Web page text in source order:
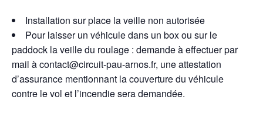
Installation sur place la veille non autorisée
Pour laisser un véhicule dans un box ou sur le
paddock la veille du roulage : demande à effectuer par
mail à contact@circuit-pau-arnos.fr, une attestation
d’assurance mentionnant la couverture du véhicule
contre le vol et l’incendie sera demandée.